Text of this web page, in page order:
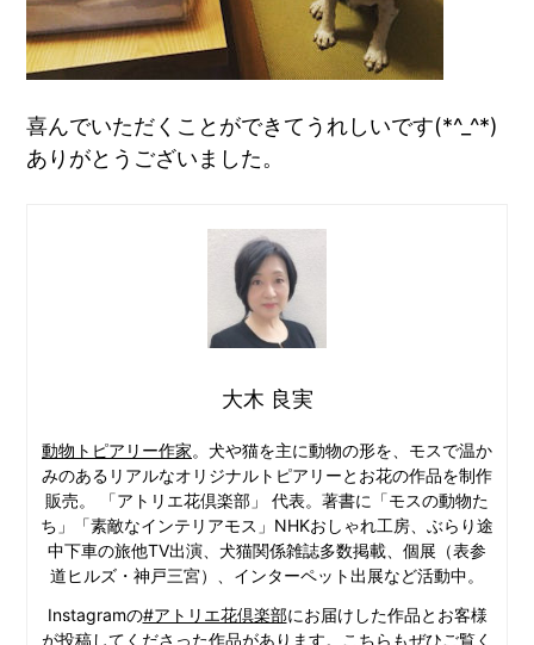
喜んでいただくことができてうれしいです(*^_^*)
ありがとうございました。
大木 良実
動物トピアリー作家。犬や猫を主に動物の形を、モスで温か
みのあるリアルなオリジナルトピアリーとお花の作品を制作
販売。 「アトリエ花倶楽部」 代表。著書に「モスの動物た
ち」「素敵なインテリアモス」NHKおしゃれ工房、ぶらり途
中下車の旅他TV出演、犬猫関係雑誌多数掲載、個展（表参
道ヒルズ・神戸三宮）、インターペット出展など活動中。
Instagramの#アトリエ花倶楽部にお届けした作品とお客様
が投稿してくださった作品があります。こちらもぜひご覧く